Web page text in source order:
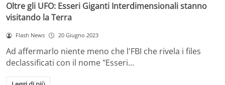
Oltre gli UFO: Esseri Giganti Interdimensionali stanno
visitando la Terra
Flash News 20 Giugno 2023
Ad affermarlo niente meno che l'FBI che rivela i files
declassificati con il nome "Esseri…